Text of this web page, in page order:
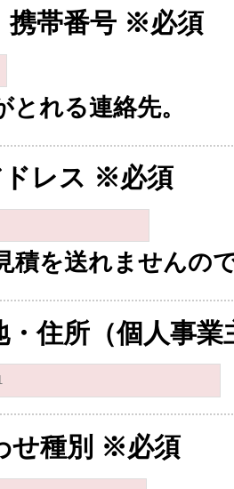
携帯番号 ※必須
れる連絡先。
ドレス ※必須
積を送れませんの
・住所（個人事業
せ種別 ※必須